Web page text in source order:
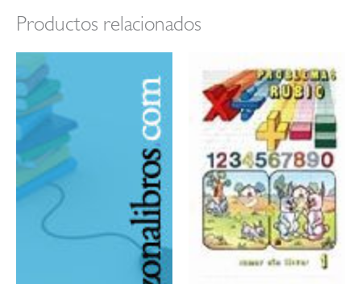
Productos relacionados